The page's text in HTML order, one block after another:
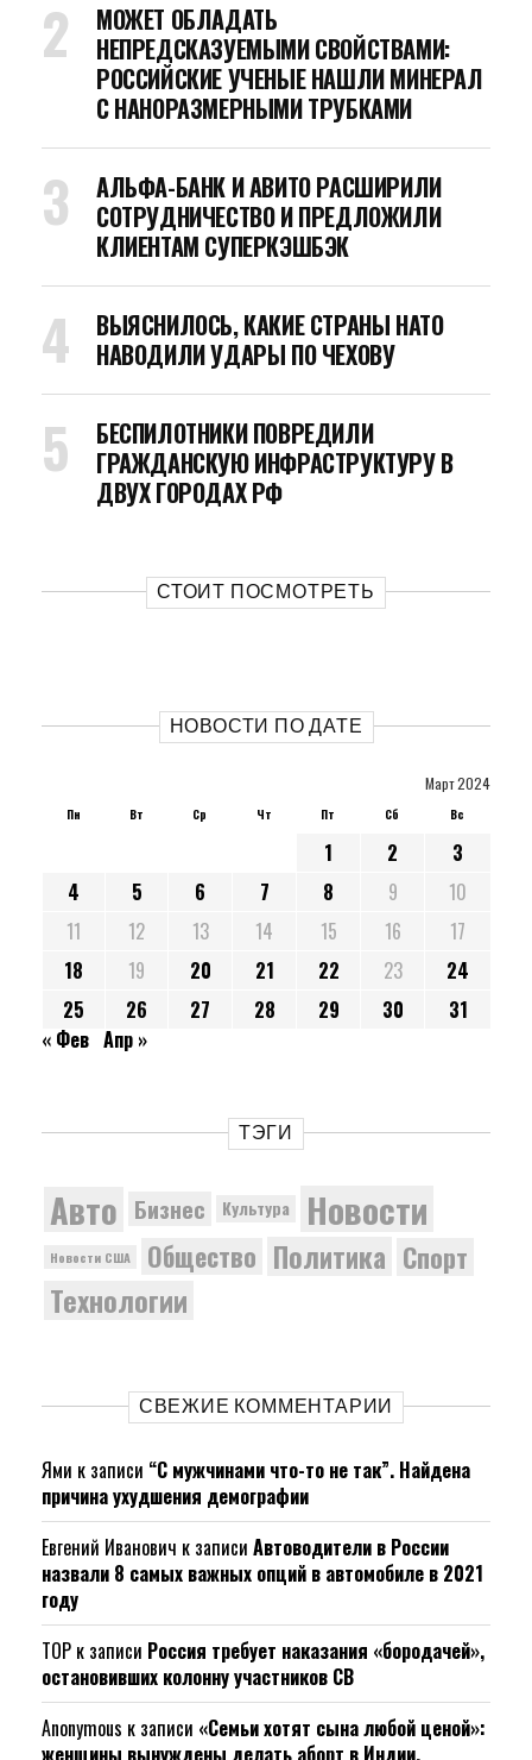
МОЖЕТ ОБЛАДАТЬ
НЕПРЕДСКАЗУЕМЫМИ СВОЙСТВАМИ:
РОССИЙСКИЕ УЧЕНЫЕ НАШЛИ МИНЕРАЛ
С НАНОРАЗМЕРНЫМИ ТРУБКАМИ
АЛЬФА-БАНК И АВИТО РАСШИРИЛИ
СОТРУДНИЧЕСТВО И ПРЕДЛОЖИЛИ
КЛИЕНТАМ СУПЕРКЭШБЭК
ВЫЯСНИЛОСЬ, КАКИЕ СТРАНЫ НАТО
НАВОДИЛИ УДАРЫ ПО ЧЕХОВУ
БЕСПИЛОТНИКИ ПОВРЕДИЛИ
ГРАЖДАНСКУЮ ИНФРАСТРУКТУРУ В
ДВУХ ГОРОДАХ РФ
СТОИТ ПОСМОТРЕТЬ
НОВОСТИ ПО ДАТЕ
Март 2024
Пн Вт Ср Чт Пт Сб Вс
1 2
3
4
5 6 7 8 9
10
11
12 13 14 15 16
17
18
19 20 21 22 23
24
25
26 27 28 29 30
31
« Фев Апр »
ТЭГИ
Авто Бизнес Культура Новости
Новости США Общество Политика Спорт
Технологии
СВЕЖИЕ КОММЕНТАРИИ
Ями к записи “С мужчинами что-то не так”. Найдена
причина ухудшения демографии
Евгений Иванович к записи Автоводители в России
назвали 8 самых важных опций в автомобиле в 2021
году
ТОР к записи Россия требует наказания «бородачей»,
остановивших колонну участников СВ
Anonymous к записи «Семьи хотят сына любой ценой»:
женщины вынуждены делать аборт в Индии.